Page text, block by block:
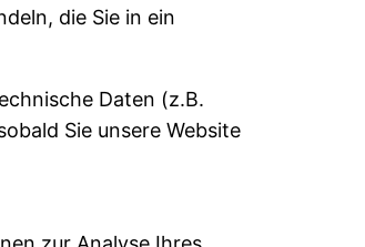
die Sie in ein
Daten (z.B.
Sie unsere Website